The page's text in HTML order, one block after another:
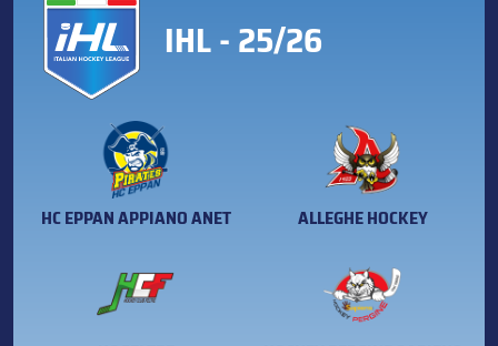
IHL - 25/26
HC EPPAN APPIANO ANET ALLEGHE HOCKEY